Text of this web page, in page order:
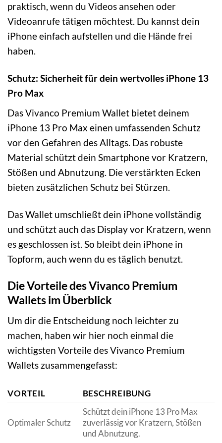
praktisch, wenn du Videos ansehen oder
Videoanrufe tätigen möchtest. Du kannst dein
iPhone einfach aufstellen und die Hände frei
haben.
Schutz: Sicherheit für dein wertvolles iPhone 13
Pro Max
Das Vivanco Premium Wallet bietet deinem
iPhone 13 Pro Max einen umfassenden Schutz
vor den Gefahren des Alltags. Das robuste
Material schützt dein Smartphone vor Kratzern,
Stößen und Abnutzung. Die verstärkten Ecken
bieten zusätzlichen Schutz bei Stürzen.
Das Wallet umschließt dein iPhone vollständig
und schützt auch das Display vor Kratzern, wenn
es geschlossen ist. So bleibt dein iPhone in
Topform, auch wenn du es täglich benutzt.
Die Vorteile des Vivanco Premium
Wallets im Überblick
Um dir die Entscheidung noch leichter zu
machen, haben wir hier noch einmal die
wichtigsten Vorteile des Vivanco Premium
Wallets zusammengefasst:
VORTEIL BESCHREIBUNG
Optimaler Schutz
Schützt dein iPhone 13 Pro Max
zuverlässig vor Kratzern, Stößen
und Abnutzung.